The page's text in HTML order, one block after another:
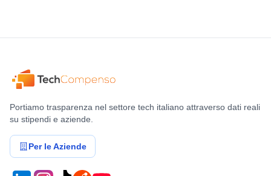
Portiamo trasparenza nel settore tech italiano attraverso dati reali
su stipendi e aziende.
Per le Aziende